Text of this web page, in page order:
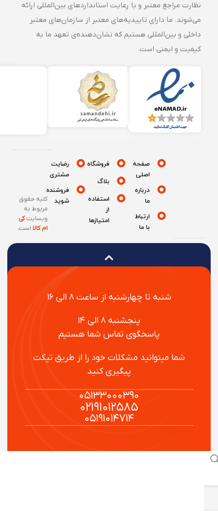
نظارت مراجع معتبر و با رعایت استانداردهای بین‌المللی ارائه
می‌شوند. ما دارای تاییدیه‌های معتبر از سازمان‌های معتبر
داخلی و بین‌المللی هستیم که نشان‌دهنده‌ی تعهد ما به
کیفیت و ایمنی است.
شنبه تا چهارشنبه از ساعت ۸ الی ۱۶
پنجشنبه ۸ الی ۱۴
پاسخگوی تماس شما هستیم
شما میتوانید مشکلات خود را از طریق تیکت
پیگیری کنید
۰۵۱۳۳۰۰۰۳۹۰
۰۲۱۹۱۰۱۲۵۸۵
۰۵۱۹۱۰۱۴۷۱۴
صفحه
درباره
ارتباط
فروشگاه
بلاگ
استفاده
امتیازها
رضایت
مشتری
فروشنده
شوید
کلیه حقوق
مربوط به
وبسایتکی
ام کالااست.